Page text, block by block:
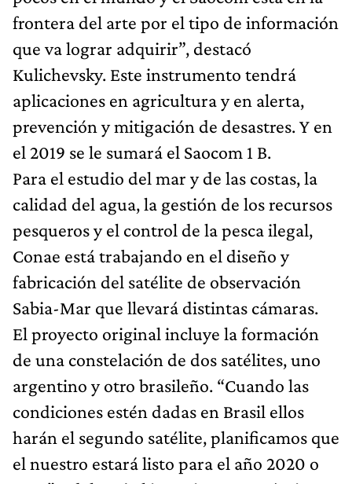
frontera del arte por el tipo de información
que va lograr adquirir”, destacó
Kulichevsky. Este instrumento tendrá
aplicaciones en agricultura y en alerta,
prevención y mitigación de desastres. Y en
el 2019 se le sumará el Saocom 1 B.
Para el estudio del mar y de las costas, la
calidad del agua, la gestión de los recursos
pesqueros y el control de la pesca ilegal,
Conae está trabajando en el diseño y
fabricación del satélite de observación
Sabia-Mar que llevará distintas cámaras.
El proyecto original incluye la formación
de una constelación de dos satélites, uno
argentino y otro brasileño. “Cuando las
condiciones estén dadas en Brasil ellos
harán el segundo satélite, planificamos que
el nuestro estará listo para el año 2020 o